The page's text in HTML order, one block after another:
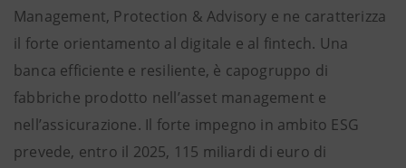
Management, Protection & Advisory e ne caratterizza
il forte orientamento al digitale e al fintech. Una
banca efficiente e resiliente, è capogruppo di
fabbriche prodotto nell’asset management e
nell’assicurazione. Il forte impegno in ambito ESG
prevede, entro il 2025, 115 miliardi di euro di